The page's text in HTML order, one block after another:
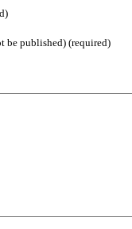
be published) (required)